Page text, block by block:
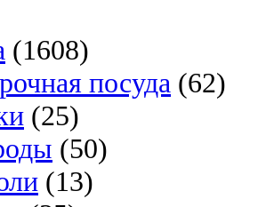
(1608)
посуда (62)
(25)
(50)
(13)